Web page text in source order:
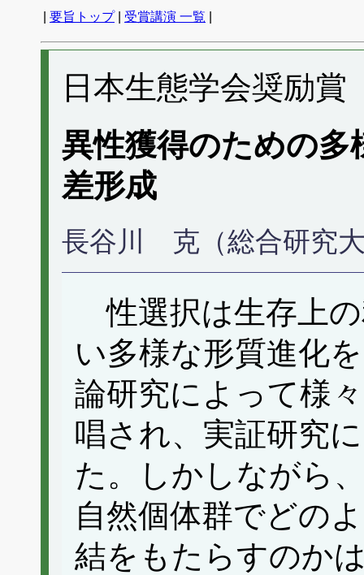
要旨トップ| 受賞講演 一覧
日本生態学会奨励
異性獲得のための多
差形成
長谷川 克（総合研究
性選択は生存上
い多様な形質進化
論研究によって様
唱され、実証研究
た。しかしながら
自然個体群でどの
結をもたらすのか